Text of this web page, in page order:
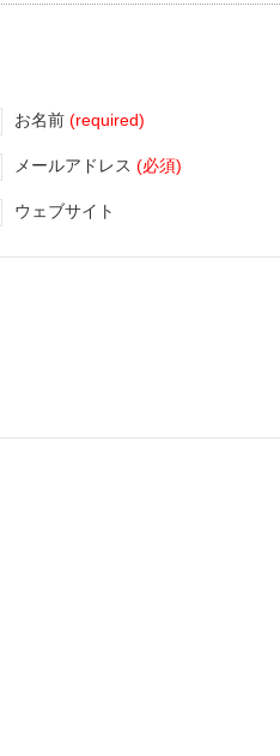
お名前 (required)
メールアドレス (必須)
ウェブサイト